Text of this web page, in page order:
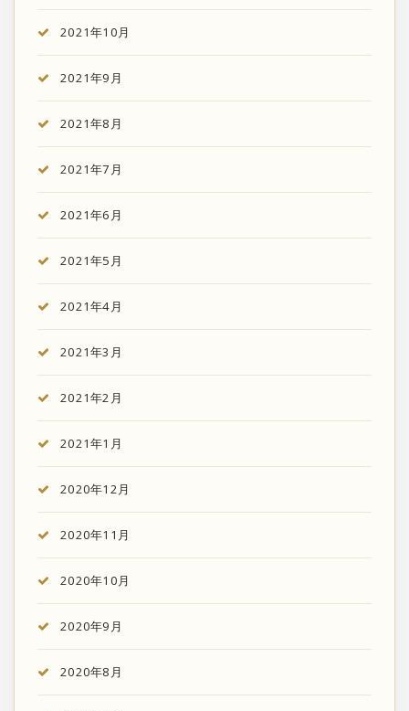
2021年10月
2021年9月
2021年8月
2021年7月
2021年6月
2021年5月
2021年4月
2021年3月
2021年2月
2021年1月
2020年12月
2020年11月
2020年10月
2020年9月
2020年8月